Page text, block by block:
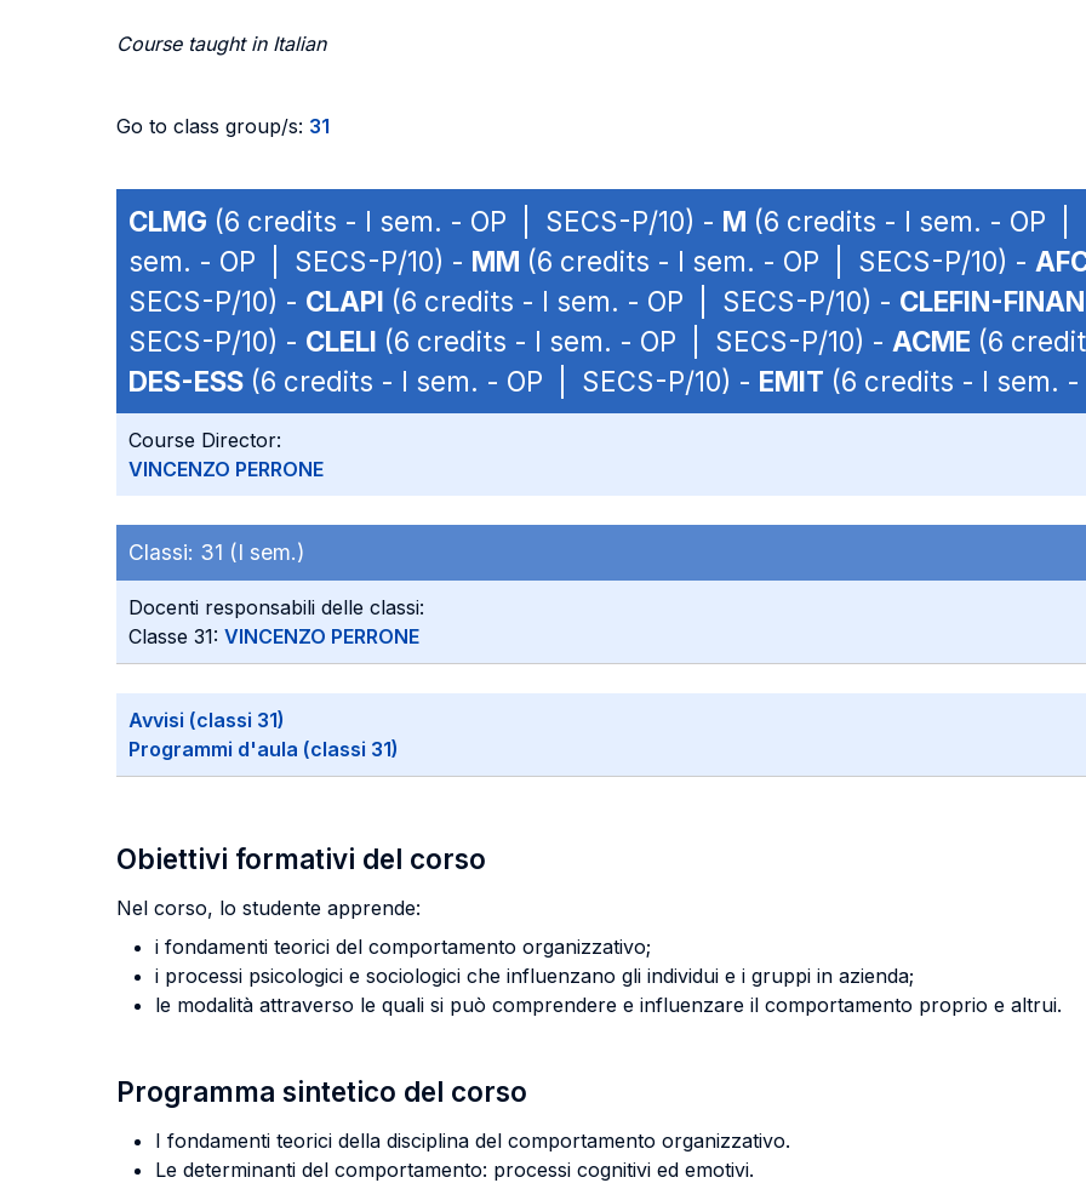
Course taught in Italian
Go to class group/s: 31
CLMG (6 credits - I sem. - OP | SECS-P/10) - M (6 credits - I sem. - OP |
sem. - OP | SECS-P/10) - MM (6 credits - I sem. - OP | SECS-P/10) -
SECS-P/10) - CLAPI (6 credits - I sem. - OP | SECS-P/10) - CLEFIN-
SECS-P/10) - CLELI (6 credits - I sem. - OP | SECS-P/10) - ACME (6
DES-ESS (6 credits - I sem. - OP | SECS-P/10) - EMIT (6 credits - I sem.
Course Director:
VINCENZO PERRONE
Classi: 31 (I sem.)
Docenti responsabili delle classi:
Classe 31: VINCENZO PERRONE
Avvisi (classi 31)
Programmi d'aula (classi 31)
Obiettivi formativi del corso
Nel corso, lo studente apprende:
i fondamenti teorici del comportamento organizzativo;
i processi psicologici e sociologici che influenzano gli individui e i gruppi in azienda;
le modalità attraverso le quali si può comprendere e influenzare il comportamento proprio e altrui.
Programma sintetico del corso
I fondamenti teorici della disciplina del comportamento organizzativo.
Le determinanti del comportamento: processi cognitivi ed emotivi.